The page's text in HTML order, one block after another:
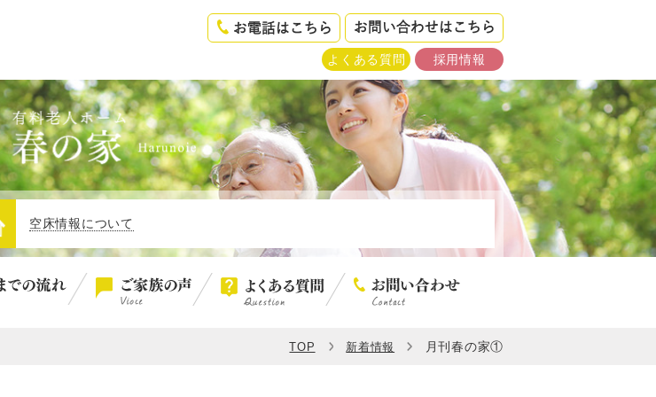
よくある質問 採用情報
空床情報について
空床情報について
空床情報について
TOP 新着情報 月刊春の家①